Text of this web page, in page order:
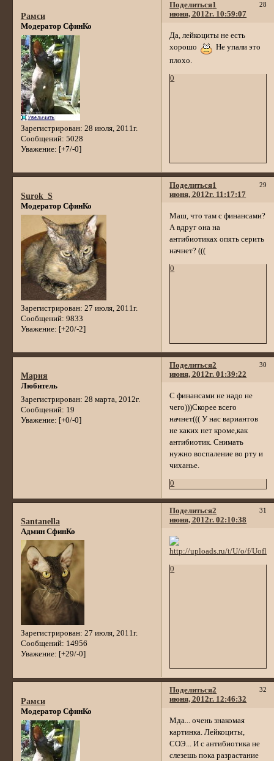
Поделиться 28
1
июня, 2012г. 10:59:07
Рамси
Модератор СфинКо
Зарегистрирован: 28 июля, 2011г.
Сообщений: 5028
Уважение: [+7/-0]
Да, лейкоциты не есть
хорошо
Не упали это
плохо.
0
Поделиться 29
1
июня, 2012г. 11:17:17
Surok_S
Модератор СфинКо
Зарегистрирован: 27 июля, 2011г.
Сообщений: 9833
Уважение: [+20/-2]
Маш, что там с финансами?
А вдруг она на
антибиотиках опять серить
начнет? (((
0
Поделиться 30
2
июня, 2012г. 01:39:22
Мария
Любитель
Зарегистрирован: 28 марта, 2012г.
Сообщений: 19
Уважение: [+0/-0]
С финансами не надо не
чего)))Скорее всего
начнет((( У нас вариантов
не каких нет кроме,как
антибиотик. Снимать
нужно воспаление во рту и
чиханье.
0
Поделиться 31
2
июня, 2012г. 02:10:38
Santanella
Админ СфинКо
Зарегистрирован: 27 июля, 2011г.
Сообщений: 14956
Уважение: [+29/-0]
0
Поделиться 32
2
июня, 2012г. 12:46:32
Рамси
Модератор СфинКо
Мда... очень знакомая
картинка. Лейкоциты,
СОЭ... И с антибиотика не
слезешь пока разрастание